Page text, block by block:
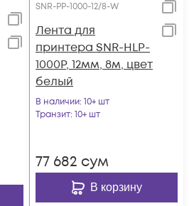
SNR-PP-1000-12/8-W
Лента для
принтера SNR-HLP-
1000P, 12мм, 8м, цвет
белый
В наличии: 10+ шт
Транзит: 10+ шт
77 682 сум
В корзину